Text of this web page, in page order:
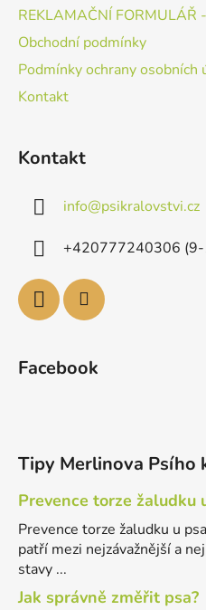
REKLAMAČNÍ FORMULÁŘ
Obchodní podmínky
Podmínky ochrany osobních
Kontakt
Kontakt
info@psikralovstvi.cz
+420777240306 (9-
Facebook
Tipy Merlinova Psího
Prevence torze žaludku
Prevence torze žaludku u
patří mezi nejzávažnější a
stavy ...
Jak správně změřit psa?